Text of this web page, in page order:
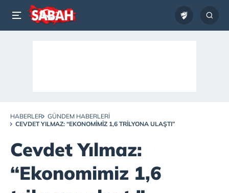
HABERLER
GÜNDEM HABERLERI
CEVDET YILMAZ: “EKONOMIMIZ 1,6 TRILYONA ULAŞTI”
Cevdet Yılmaz:
“Ekonomimiz 1,6